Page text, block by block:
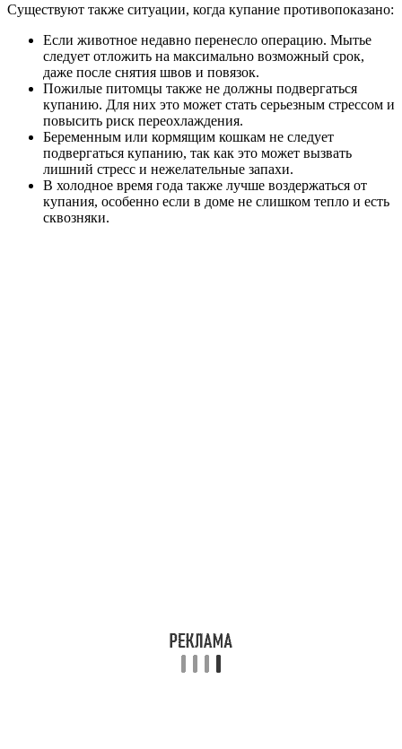
Существуют также ситуации, когда купание противопоказано:
Если животное недавно перенесло операцию. Мытье
следует отложить на максимально возможный срок,
даже после снятия швов и повязок.
Пожилые питомцы также не должны подвергаться
купанию. Для них это может стать серьезным стрессом и
повысить риск переохлаждения.
Беременным или кормящим кошкам не следует
подвергаться купанию, так как это может вызвать
лишний стресс и нежелательные запахи.
В холодное время года также лучше воздержаться от
купания, особенно если в доме не слишком тепло и есть
сквозняки.